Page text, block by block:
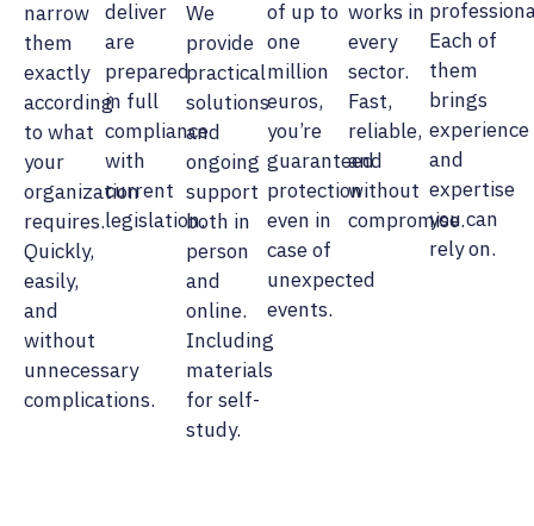
narrow
them
exactly
according
to what
your
organization
requires.
Quickly,
easily,
and
without
unnecessary
complications.
deliver
are
prepared
in full
compliance
with
current
legislation.
We
provide
practical
solutions
and
ongoing
support
both in
person
and
online.
Including
materials
for self-
study.
of up to
one
million
euros,
you’re
guaranteed
protection
even in
case of
unexpected
events.
works in
every
sector.
Fast,
reliable,
and
without
compromise.
Each of
them
brings
experience
and
expertise
you can
rely on.